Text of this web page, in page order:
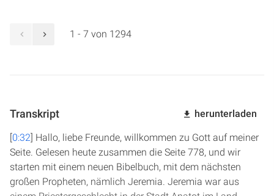
1 - 7 von 1294
Transkript herunterladen
[0:32] Hallo, liebe Freunde, willkommen zu Gott auf meiner
Seite. Gelesen heute zusammen die Seite 778, und wir
starten mit einem neuen Bibelbuch, mit dem nächsten
großen Propheten, nämlich Jeremia. Jeremia war aus